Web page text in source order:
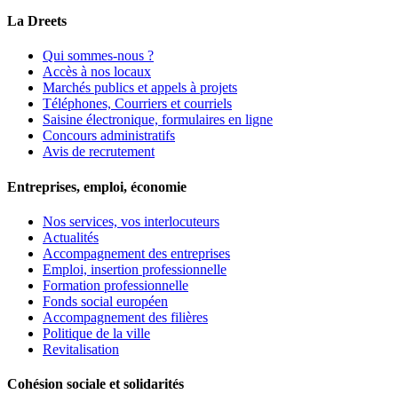
La Dreets
Qui sommes-nous ?
Accès à nos locaux
Marchés publics et appels à projets
Téléphones, Courriers et courriels
Saisine électronique, formulaires en ligne
Concours administratifs
Avis de recrutement
Entreprises, emploi, économie
Nos services, vos interlocuteurs
Actualités
Accompagnement des entreprises
Emploi, insertion professionnelle
Formation professionnelle
Fonds social européen
Accompagnement des filières
Politique de la ville
Revitalisation
Cohésion sociale et solidarités